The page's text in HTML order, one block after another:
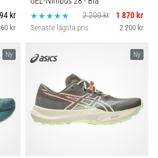
kr
kr
2 200 kr
1 870 kr
Senaste lägsta pris 2 200 kr
Ny Ny